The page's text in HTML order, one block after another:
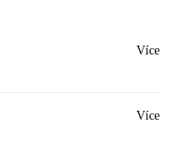
Více
Více